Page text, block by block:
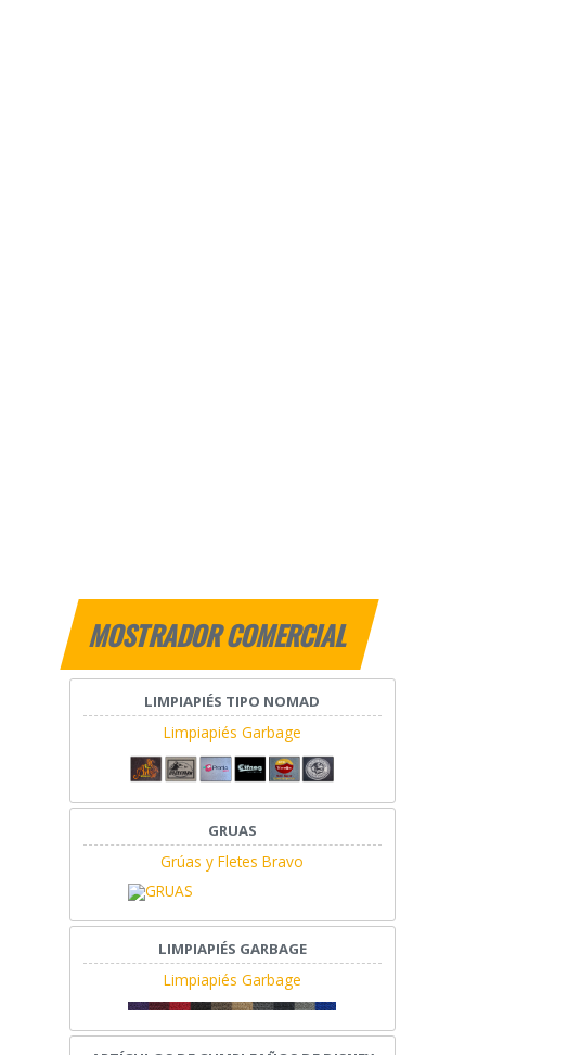
MOSTRADOR COMERCIAL
LIMPIAPIÉS TIPO NOMAD
Limpiapiés Garbage
GRUAS
Grúas y Fletes Bravo
LIMPIAPIÉS GARBAGE
Limpiapiés Garbage